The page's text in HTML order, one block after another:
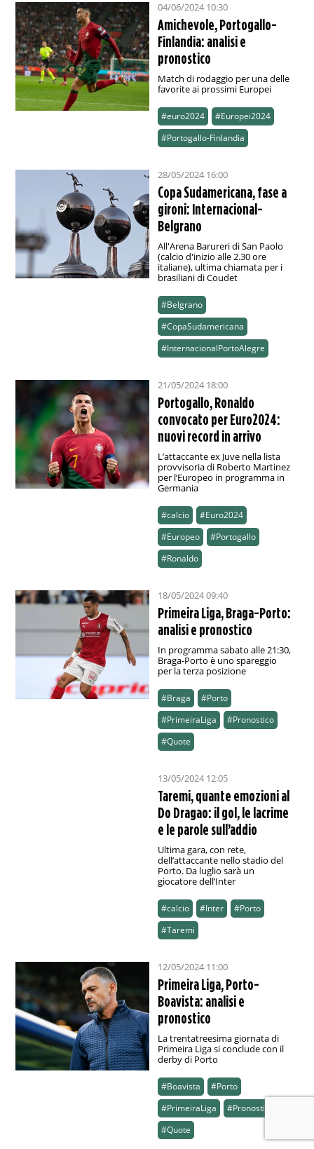
04/06/2024 10:30
Amichevole, Portogallo-
Finlandia: analisi e
pronostico
Match di rodaggio per una delle
favorite ai prossimi Europei
#euro2024
#Europei2024
#Portogallo-Finlandia
28/05/2024 16:00
Copa Sudamericana, fase a
gironi: Internacional-
Belgrano
All'Arena Barureri di San Paolo
(calcio d'inizio alle 2.30 ore
italiane), ultima chiamata per i
brasiliani di Coudet
#Belgrano
#CopaSudamericana
#InternacionalPortoAlegre
21/05/2024 18:00
Portogallo, Ronaldo
convocato per Euro2024:
nuovi record in arrivo
L’attaccante ex Juve nella lista
provvisoria di Roberto Martinez
per l’Europeo in programma in
Germania
#calcio
#Euro2024
#Europeo
#Portogallo
#Ronaldo
18/05/2024 09:40
Primeira Liga, Braga-Porto:
analisi e pronostico
In programma sabato alle 21:30,
Braga-Porto è uno spareggio
per la terza posizione
#Braga
#Porto
#PrimeiraLiga
#Pronostico
#Quote
13/05/2024 12:05
Taremi, quante emozioni al
Do Dragao: il gol, le lacrime
e le parole sull’addio
Ultima gara, con rete,
dell’attaccante nello stadio del
Porto. Da luglio sarà un
giocatore dell’Inter
#calcio #Inter
#Porto
#Taremi
12/05/2024 11:00
Primeira Liga, Porto-
Boavista: analisi e
pronostico
La trentatreesima giornata di
Primeira Liga si conclude con il
derby di Porto
#Boavista
#Porto
#PrimeiraLiga
#Pronostico
#Quote